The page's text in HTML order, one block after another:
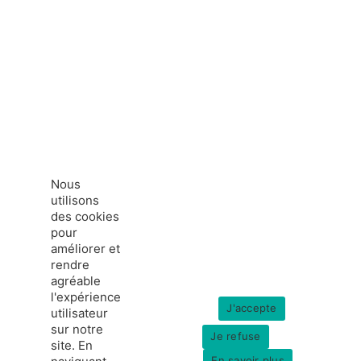
Nous
utilisons
des cookies
pour
améliorer et
rendre
agréable
l'expérience
utilisateur
sur notre
site. En
J'accepte
Je refuse